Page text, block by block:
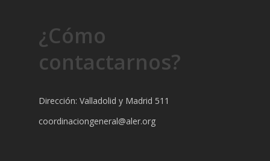
¿Cómo
contactarnos?
Dirección: Valladolid y Madrid 511
coordinaciongeneral@aler.org